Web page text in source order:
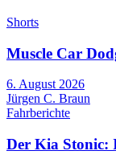
Shorts
Muscle Car
6. August 2026
Jürgen C. Braun
Fahrberichte
Der Kia Stonic: